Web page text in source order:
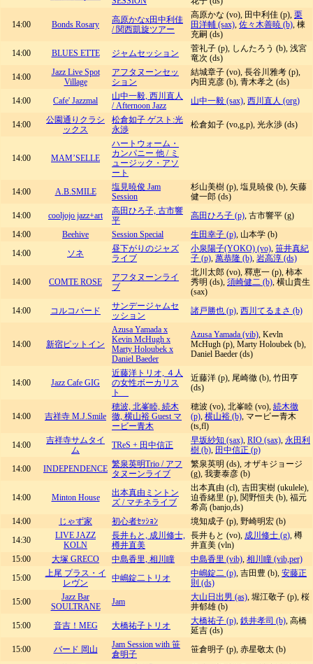
14:00 Bonds Rosary
高原かなx田中利佳
/ 関西凱旋ツアー
高原かな (vo), 田中利佳 (p), 栗
田洋輔 (sax), 佐々木善暁 (b), 棟
充嗣 (ds)
14:00
BLUES ETTE ジャムセッション
菅礼子 (p), しんたろう (b), 浅宮
竜次 (ds)
14:00
Jazz Live Spot
Village
アフタヌーンセッ
ション
結城章子 (vo), 長谷川雅考 (p),
内田克彦 (b), 青木孝之 (ds)
14:00
Cafe' Jazzmal
山中一毅, 西川直人
/ Afternoon Jazz
山中一毅 (sax), 西川直人 (org)
14:00
公園通りクラシ
ックス
松倉如子 ゲスト:光
永渉
松倉如子 (vo,g,p), 光永渉 (ds)
14:00 MAM’SELLE
ハートウォーム・
カンパニー 他 / ミ
ュージック・アソ
ート
14:00
A.B.SMILE
塩見暁俊 Jam
Session
杉山美樹 (p), 塩見暁俊 (b), 矢藤
健一郎 (ds)
14:00
cooljojo jazz+art
高田ひろ子, 古市響
平
高田ひろ子 (p), 古市響平 (g)
14:00
Beehive Session Special 生田幸子 (p), 山本学 (b)
14:00
ソネ
昼下がりのジャズ
ライブ
小泉陽子(YOKO) (vo), 笹井真紀
子 (p), 萬恭隆 (b), 岩高淳 (ds)
14:00 COMTE ROSE
アフタヌーンライ
ブ
北川太郎 (vo), 釋恵一 (p), 柿本
秀明 (ds), 須崎健二 (b), 横山貴生
(sax)
14:00
コルコバード
サンデージャムセ
ッション
諸戸勝也 (p), 西川てるまさ (b)
14:00 新宿ピットイン
Azusa Yamada x
Kevin McHugh x
Marty Holoubek x
Daniel Baeder
Azusa Yamada (vib), Kevln
McHugh (p), Marty Holoubek (b),
Daniel Baeder (ds)
14:00 Jazz Cafe GIG
近藤洋トリオ, ４人
の女性ボーカリス
ト
近藤洋 (p), 尾崎徹 (b), 竹田亨
(ds)
14:00 吉祥寺 M.J.Smile
穂波, 北峯睦, 続木
徹, 横山裕 Guest マ
ービー青木
穂波 (vo), 北峯睦 (vo), 続木徹
(p), 横山裕 (b), マービー青木
(ts,fl)
14:00
吉祥寺サムタイ
ム
TReS + 田中信正 早坂紗知 (sax), RIO (sax), 永田利
樹 (b), 田中信正 (p)
14:00
INDEPENDENCE 繁泉英明Trio / アフ
タヌーンライブ
繁泉英明 (ds), オザキジョージ
(g), 我妻泰彦 (b)
14:00 Minton House
出本真由ミントン
ズ / マチネライブ
出本真由 (cl), 吉田実樹 (ukulele),
迫香緒里 (p), 関野恒夫 (b), 福元
希高 (banjo,ds)
14:00
じゃず家 初心者ｾｯｼｮﾝ
境知成子 (p), 野崎明宏 (b)
14:30
LIVE JAZZ
KOLN
長井もと, 成川修士,
樽井直美
長井もと (vo), 成川修士 (g), 樽
井直美 (vln)
15:00
大塚 GRECO 中島香里, 相川瞳 中島香里 (vib), 相川瞳 (vib,per)
15:00
上尾 プラス・イ
レヴン
中嶋錠二トリオ 中嶋錠二 (p), 吉田豊 (b), 安藤正
則 (ds)
15:00
Jazz Bar
SOULTRANE
Jam 大山日出男 (as), 堀江敬子 (p), 桜
井郁雄 (b)
15:00
音吉！MEG 大橋祐子トリオ 大橋祐子 (p), 鉄井孝司 (b), 高橋
延吉 (ds)
15:00
バード 岡山
Jam Session with 笹
倉明子
笹倉明子 (p), 赤星敬太 (b)